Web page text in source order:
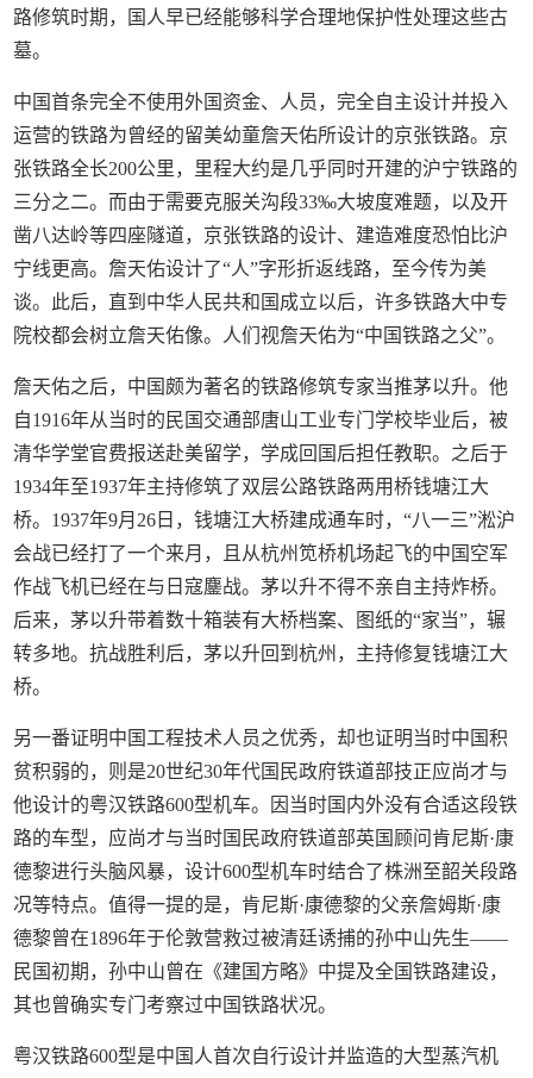
路修筑时期，国人早已经能够科学合理地保护性处理这些古
墓。
中国首条完全不使用外国资金、人员，完全自主设计并投入
运营的铁路为曾经的留美幼童詹天佑所设计的京张铁路。京
张铁路全长200公里，里程大约是几乎同时开建的沪宁铁路的
三分之二。而由于需要克服关沟段33‰大坡度难题，以及开
凿八达岭等四座隧道，京张铁路的设计、建造难度恐怕比沪
宁线更高。詹天佑设计了“人”字形折返线路，至今传为美
谈。此后，直到中华人民共和国成立以后，许多铁路大中专
院校都会树立詹天佑像。人们视詹天佑为“中国铁路之父”。
詹天佑之后，中国颇为著名的铁路修筑专家当推茅以升。他
自1916年从当时的民国交通部唐山工业专门学校毕业后，被
清华学堂官费报送赴美留学，学成回国后担任教职。之后于
1934年至1937年主持修筑了双层公路铁路两用桥钱塘江大
桥。1937年9月26日，钱塘江大桥建成通车时，“八一三”淞沪
会战已经打了一个来月，且从杭州笕桥机场起飞的中国空军
作战飞机已经在与日寇鏖战。茅以升不得不亲自主持炸桥。
后来，茅以升带着数十箱装有大桥档案、图纸的“家当”，辗
转多地。抗战胜利后，茅以升回到杭州，主持修复钱塘江大
桥。
另一番证明中国工程技术人员之优秀，却也证明当时中国积
贫积弱的，则是20世纪30年代国民政府铁道部技正应尚才与
他设计的粤汉铁路600型机车。因当时国内外没有合适这段铁
路的车型，应尚才与当时国民政府铁道部英国顾问肯尼斯·康
德黎进行头脑风暴，设计600型机车时结合了株洲至韶关段路
况等特点。值得一提的是，肯尼斯·康德黎的父亲詹姆斯·康
德黎曾在1896年于伦敦营救过被清廷诱捕的孙中山先生——
民国初期，孙中山曾在《建国方略》中提及全国铁路建设，
其也曾确实专门考察过中国铁路状况。
粤汉铁路600型是中国人首次自行设计并监造的大型蒸汽机